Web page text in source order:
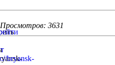
Просмотров: 3631